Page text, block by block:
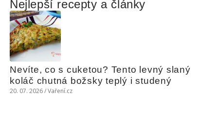
Nejlepší recepty a články
Nevíte, co s cuketou? Tento levný slaný
koláč chutná božsky teplý i studený
20. 07. 2026 / Vaření.cz